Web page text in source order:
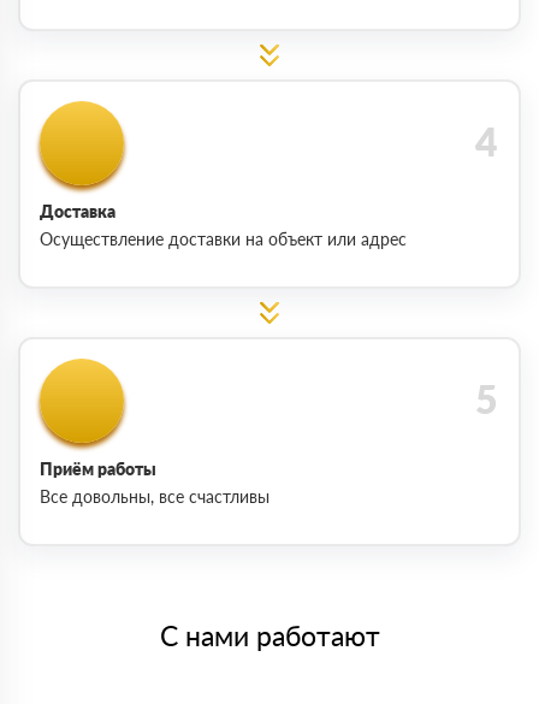
Доставка
Осуществление доставки на объект или адрес
Приём работы
Все довольны, все счастливы
С нами работают